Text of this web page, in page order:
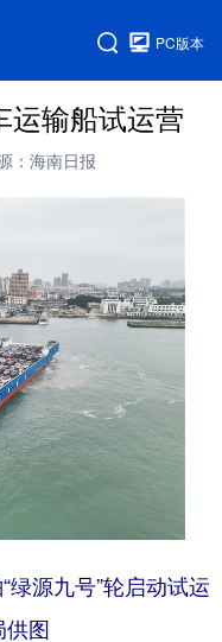
PC版本
运输船试运营
：海南日报
源九号”轮启动试运
供图